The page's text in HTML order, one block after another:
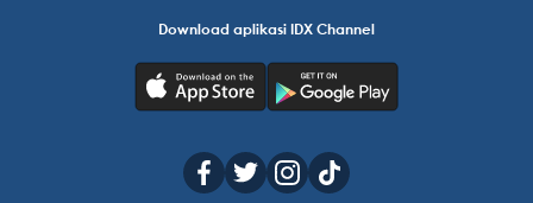
Download aplikasi IDX Channel